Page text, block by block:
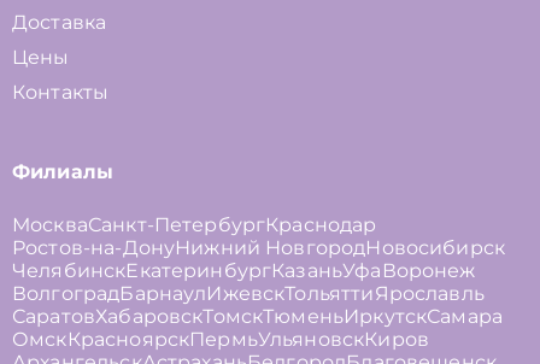
Доставка
Цены
Контакты
Филиалы
МоскваСанкт-ПетербургКраснодар
Ростов-на-ДонуНижний НовгородНовосибирск
ЧелябинскЕкатеринбургКазаньУфа Воронеж
ВолгоградБарнаулИжевскТольяттиЯрославль
СаратовХабаровскТомскТюменьИркутскСамара
ОмскКрасноярскПермьУльяновскКиров